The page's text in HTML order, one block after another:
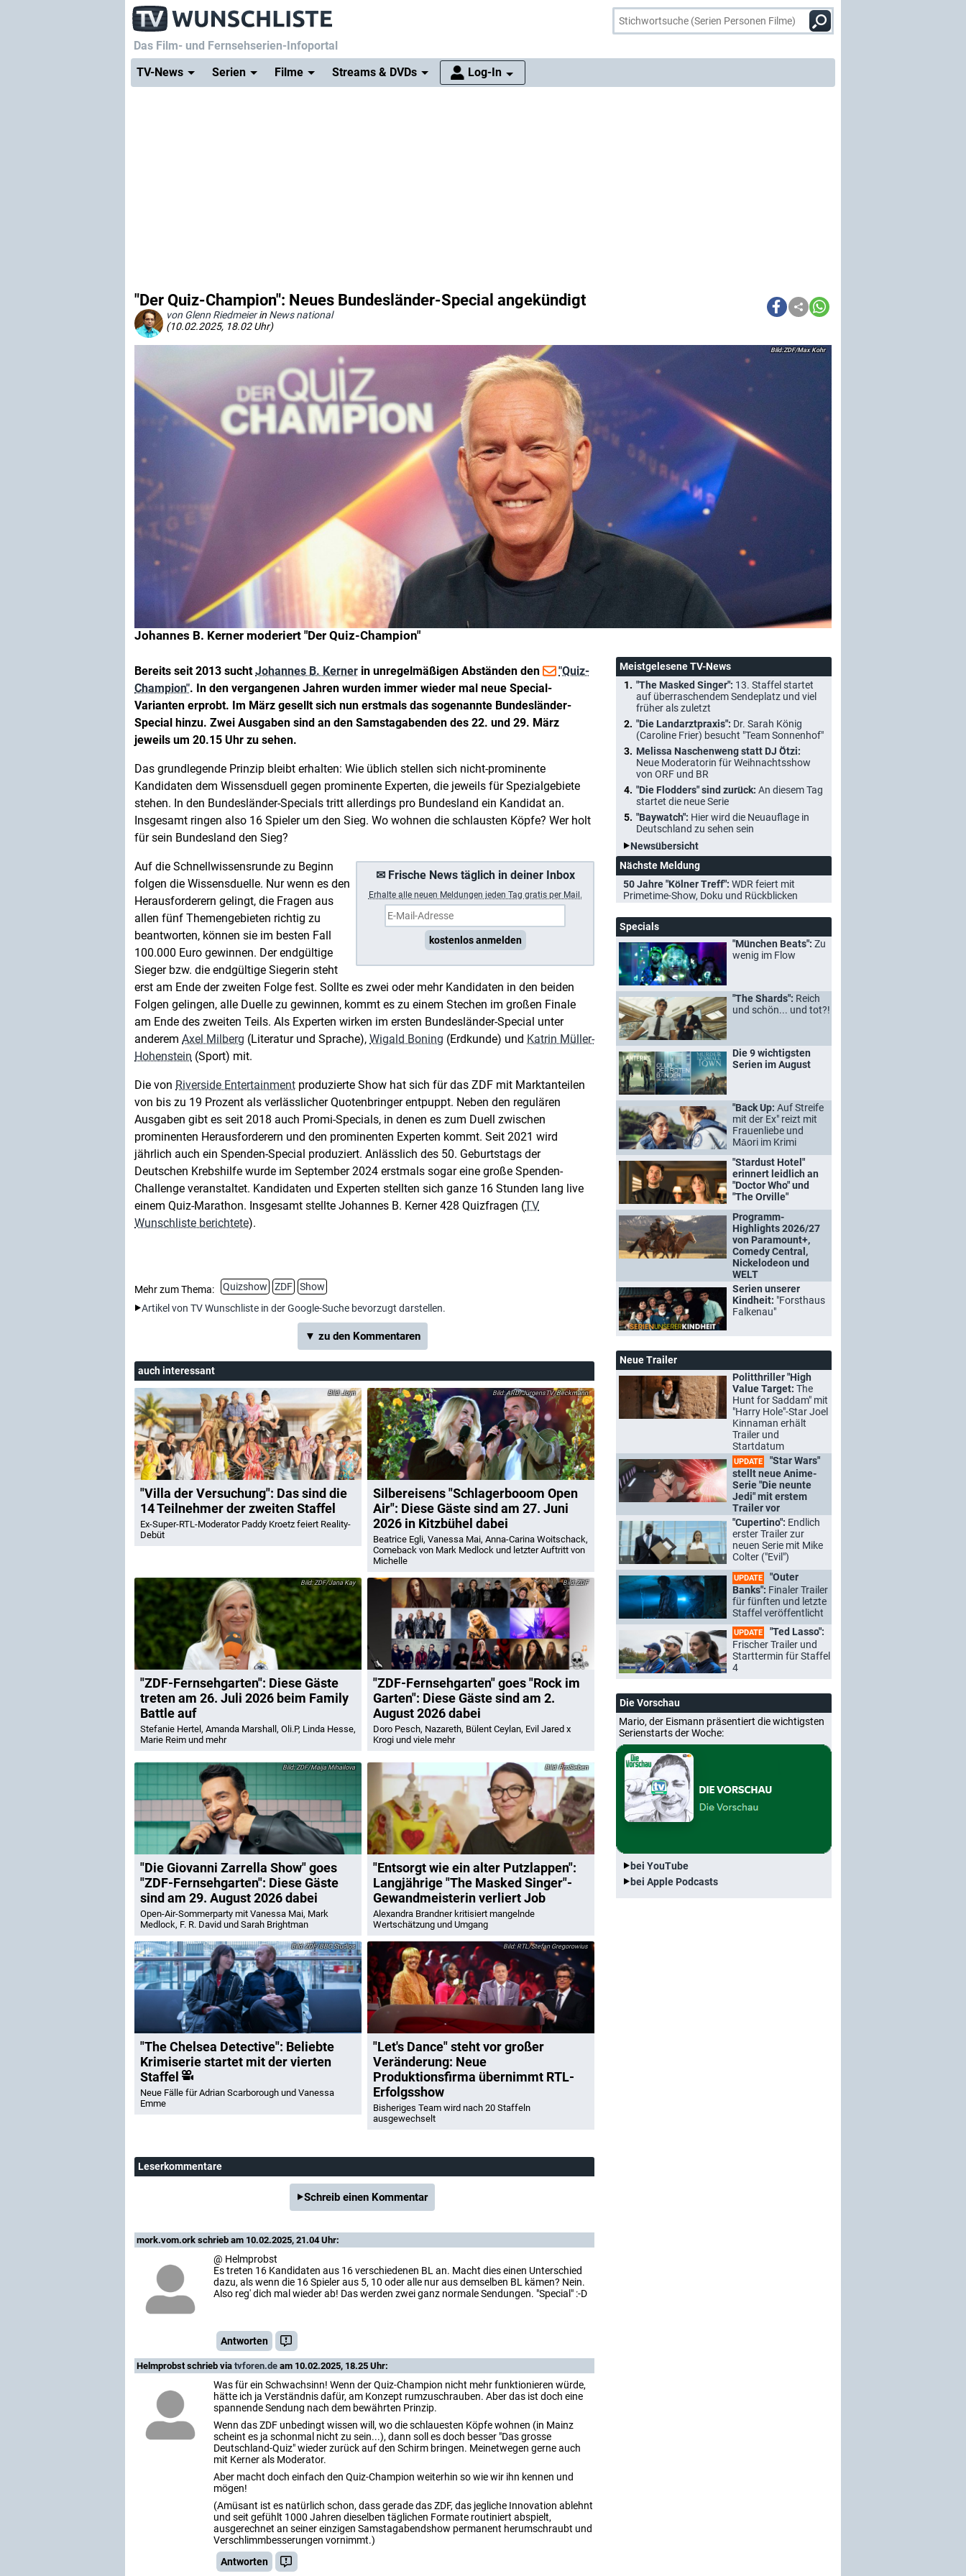
Das Film- und Fernsehserien-Infoportal
TV-News
Serien Filme Streams & DVDs Log-In
"Der Quiz-Champion": Neues Bundesländer-Special angekündigt
von Glenn Riedmeierin News national
(10.02.2025, 18.02 Uhr)
Johannes B. Kerner moderiert "Der Quiz-Champion"
ZDF/Max Kohr
Bereits seit 2013 suchtJohannes B. Kerner in unregelmäßigen Abständen den
"Quiz-
Champion". In den vergangenen Jahren wurden immer wieder mal neue Special-
Varianten erprobt. Im März gesellt sich nun erstmals das sogenannte Bundesländer-
Special hinzu. Zwei Ausgaben sind an den Samstagabenden des 22. und 29. März
jeweils um 20.15 Uhr zu sehen.
Das grundlegende Prinzip bleibt erhalten: Wie üblich stellen sich nicht-prominente
Kandidaten dem Wissensduell gegen prominente Experten, die jeweils für Spezialgebiete
stehen. In den Bundesländer-Specials tritt allerdings pro Bundesland ein Kandidat an.
Insgesamt ringen also 16 Spieler um den Sieg. Wo wohnen die schlausten Köpfe? Wer holt
für sein Bundesland den Sieg?
✉ Frische News täglich in deiner Inbox
Erhalte a lle neuen Meldungen jeden Tag gratis per Mail.
kostenlos anmelden
Auf die Schnellwissensrunde zu Beginn
folgen die Wissensduelle. Nur wenn es den
Herausforderern gelingt, die Fragen aus
allen fünf Themengebieten richtig zu
beantworten, können sie im besten Fall
100.000 Euro gewinnen. Der endgültige
Sieger bzw. die endgültige Siegerin steht
erst am Ende der zweiten Folge fest. Sollte es zwei oder mehr Kandidaten in den beiden
Folgen gelingen, alle Duelle zu gewinnen, kommt es zu einem Stechen im großen Finale
am Ende des zweiten Teils. Als Experten wirken im ersten Bundesländer-Special unter
anderem Axel Milberg (Literatur und Sprache), Wigald Boning (Erdkunde) und Katrin Müller-
Hohenstein (Sport) mit.
Die von Riverside Entertainment produzierte Show hat sich für das ZDF mit Marktanteilen
von bis zu 19 Prozent als verlässlicher Quotenbringer entpuppt. Neben den regulären
Ausgaben gibt es seit 2018 auch Promi-Specials, in denen es zum Duell zwischen
prominenten Herausforderern und den prominenten Experten kommt. Seit 2021 wird
jährlich auch ein Spenden-Special produziert. Anlässlich des 50. Geburtstags der
Deutschen Krebshilfe wurde im September 2024 erstmals sogar eine große Spenden-
Challenge veranstaltet. Kandidaten und Experten stellten sich ganze 16 Stunden lang live
einem Quiz-Marathon. Insgesamt stellte Johannes B. Kerner 428 Quizfragen (TV
Wunschliste berichtete).
Mehr zum Thema: Quizshow ZDF
Show
Artikel von TV Wunschliste in der Google-Suche bevorzugt darstellen.
▼ zu den Kommentaren
auch interessant
Joyn
"Villa der Versuchung": Das sind die
14 Teilnehmer der zweiten Staffel
Ex-Super-RTL-Moderator Paddy Kroetz feiert Reality-
Debüt
ARD/JürgensTV/Beckmann
Silbereisens "Schlagerbooom Open
Air": Diese Gäste sind am 27. Juni
2026 in Kitzbühel dabei
Beatrice Egli, Vanessa Mai, Anna-Carina Woitschack,
Comeback von Mark Medlock und letzter Auftritt von
Michelle
ZDF/Jana Kay
"ZDF-Fernsehgarten": Diese Gäste
treten am 26. Juli 2026 beim Family
Battle auf
Stefanie Hertel, Amanda Marshall, Oli.P, Linda Hesse,
Marie Reim und mehr
ZDF
"ZDF-Fernsehgarten" goes "Rock im
Garten": Diese Gäste sind am 2.
August 2026 dabei
Doro Pesch, Nazareth, Bülent Ceylan, Evil Jared x
Krogi und viele mehr
ZDF/Maija Mihailova
"Die Giovanni Zarrella Show" goes
"ZDF-Fernsehgarten": Diese Gäste
sind am 29. August 2026 dabei
Open-Air-Sommerparty mit Vanessa Mai, Mark
Medlock, F. R. David und Sarah Brightman
ProSieben
"Entsorgt wie ein alter Putzlappen":
Langjährige "The Masked Singer"-
Gewandmeisterin verliert Job
Alexandra Brandner kritisiert mangelnde
Wertschätzung und Umgang
ZDF/BBC Studios
"The Chelsea Detective": Beliebte
Krimiserie startet mit der vierten
Staffel
Neue Fälle für Adrian Scarborough und Vanessa
Emme
RTL/Stefan Gregorowius
"Let's Dance" steht vor großer
Veränderung: Neue
Produktionsfirma übernimmt RTL-
Erfolgsshow
Bisheriges Team wird nach 20 Staffeln
ausgewechselt
Leserkommentare
Schreib einen Kommentar
mork.vom.ork schrieb am 10.02.2025, 21.04 Uhr:
@ Helmprobst
Es treten 16 Kandidaten aus 16 verschiedenen BL an. Macht dies einen Unterschied
dazu, als wenn die 16 Spieler aus 5, 10 oder alle nur aus demselben BL kämen? Nein.
Also reg' dich mal wieder ab! Das werden zwei ganz normale Sendungen. "Special" :-D
Antworten
Helmprobstschrieb via tvforen.de am 10.02.2025, 18.25 Uhr:
Was für ein Schwachsinn! Wenn der Quiz-Champion nicht mehr funktionieren würde,
hätte ich ja Verständnis dafür, am Konzept rumzuschrauben. Aber das ist doch eine
spannende Sendung nach dem bewährten Prinzip.
Wenn das ZDF unbedingt wissen will, wo die schlauesten Köpfe wohnen (in Mainz
scheint es ja schonmal nicht zu sein...), dann soll es doch besser "Das grosse
Deutschland-Quiz" wieder zurück auf den Schirm bringen. Meinetwegen gerne auch
mit Kerner als Moderator.
Aber macht doch einfach den Quiz-Champion weiterhin so wie wir ihn kennen und
mögen!
(Amüsant ist es natürlich schon, dass gerade das ZDF, das jegliche Innovation ablehnt
und seit gefühlt 1000 Jahren dieselben täglichen Formate routiniert abspielt,
ausgerechnet an seiner einzigen Samstagabendshow permanent herumschraubt und
Verschlimmbesserungen vornimmt.)
Antworten
Meistgelesene TV-News
"The Masked Singer": 13. Staffel startet
auf überraschendem Sendeplatz und viel
früher als zuletzt
"Die Landarztpraxis": Dr. Sarah König
(Caroline Frier) besucht "Team Sonnenhof"
Melissa Naschenweng statt DJ Ötzi:
Neue Moderatorin für Weihnachtsshow
von ORF und BR
"Die Flodders" sind zurück: An diesem Tag
startet die neue Serie
"Baywatch": Hier wird die Neuauflage in
Deutschland zu sehen sein
Newsübersicht
Nächste Meldung
50 Jahre "Kölner Treff": WDR feiert mit
Primetime-Show, Doku und Rückblicken
Specials
"München Beats": Zu
wenig im Flow
"The Shards": Reich
und schön... und tot?!
Die 9 wichtigsten
Serien im August
"Back Up: Auf Streife
mit der Ex" reizt mit
Frauenliebe und
Māori im Krimi
"Stardust Hotel"
erinnert leidlich an
"Doctor Who" und
"The Orville"
Programm-
Highlights 2026/27
von Paramount+,
Comedy Central,
Nickelodeon und
WELT
Serien unserer
Kindheit: "Forsthaus
Falkenau"
Neue Trailer
Politthriller "High
Value Target: The
Hunt for Saddam" mit
"Harry Hole"-Star Joel
Kinnaman erhält
Trailer und
Startdatum
UPDATE
"Star Wars"
stellt neue Anime-
Serie "Die neunte
Jedi" mit erstem
Trailer vor
"Cupertino": Endlich
erster Trailer zur
neuen Serie mit Mike
Colter ("Evil")
UPDATE
"Outer
Banks": Finaler Trailer
für fünften und letzte
Staffel veröffentlicht
UPDATE
"Ted Lasso":
Frischer Trailer und
Starttermin für Staffel
4
Die Vorschau
Mario, der Eismann präsentiert die wichtigsten
Serienstarts der Woche:
bei YouTube
bei Apple Podcasts